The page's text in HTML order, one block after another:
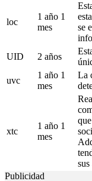
loc
1 año 1
mes
se
UID
2 años
uvc
1 año 1
mes
La
xtc
1 año 1
mes
Publicidad